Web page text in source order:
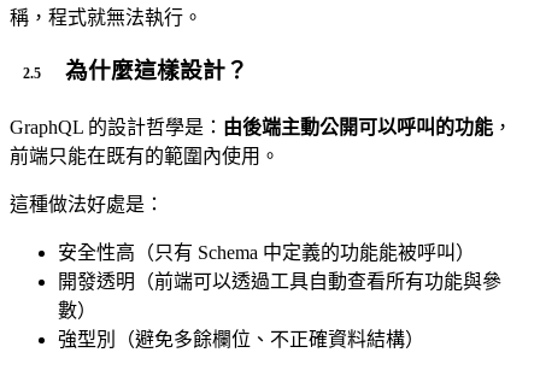
稱，程式就無法執行。
為什麼這樣設計？
GraphQL 的設計哲學是： 由後端主動公開可以呼叫的功能 ，
前端只能在既有的範圍內使用。
這種做法好處是：
安全性高（只有 Schema 中定義的功能能被呼叫）
開發透明（前端可以透過工具自動查看所有功能與參
數）
強型別（避免多餘欄位、不正確資料結構）